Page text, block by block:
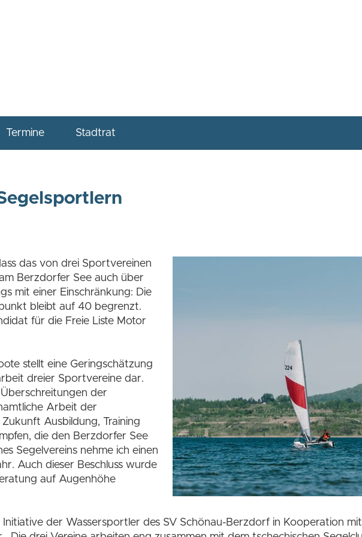
Termine Stadtrat
das von drei Sportvereinen
Berzdorfer See auch über
mit einer Einschränkung: Die
bleibt auf 40 begrenzt.
für die Freie Liste Motor
stellt eine Geringschätzung
dreier Sportvereine dar.
der
Arbeit der
Ausbildung, Training
die den Berzdorfer See
Segelvereins nehme ich einen
Auch dieser Beschluss wurde
auf Augenhöhe
der Wassersportler des SV Schönau-Berzdorf in Kooperation